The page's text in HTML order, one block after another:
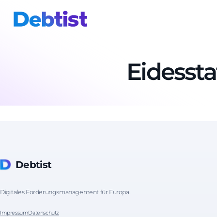
Debtist
Digitales Forderungsmanagement für Europa.
ImpressumDatenschutz